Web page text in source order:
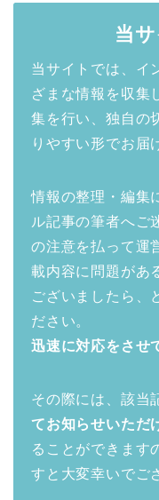
当
当サイトでは、イ
ざまな情報を収集
集を行い、独自の
りやすい形でお届
情報の整理・編集
ル記事の筆者へご
の注意を払って運
載内容に問題があ
ございましたら、
ださい。
迅速に対応をさせ
その際には、該当
てお知らせいただ
ることができます
すと大変幸いでご